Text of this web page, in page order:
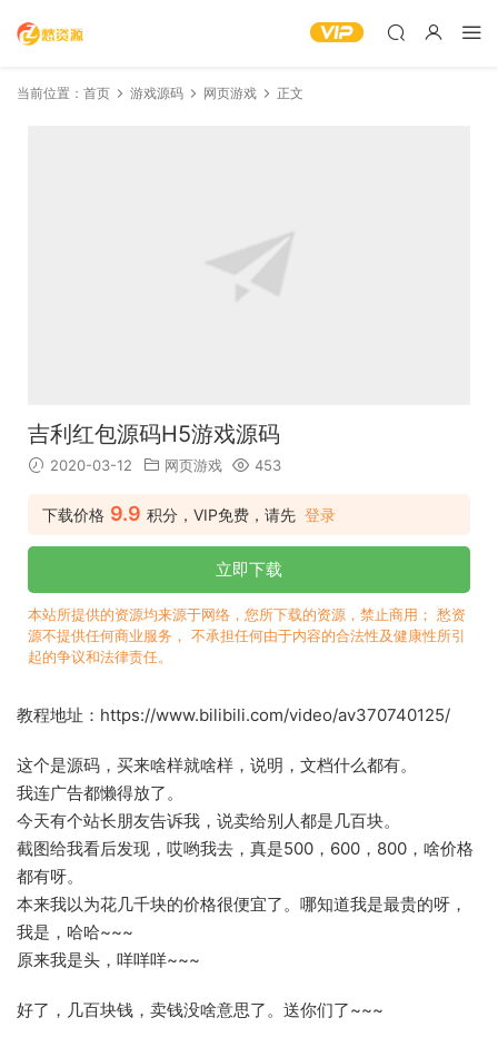
当前位置： 首页 游戏源码 网页游戏 正文
吉利红包源码H5游戏源码
2020-03-12 网页游戏 453
下载价格 9.9 积分，VIP免费，请先 登录
立即下载
本站所提供的资源均来源于网络，您所下载的资源，禁止商用； 愁资
源不提供任何商业服务， 不承担任何由于内容的合法性及健康性所引
起的争议和法律责任。
教程地址：https://www.bilibili.com/video/av370740125/
这个是源码，买来啥样就啥样，说明，文档什么都有。
我连广告都懒得放了。
今天有个站长朋友告诉我，说卖给别人都是几百块。
截图给我看后发现，哎哟我去，真是500，600，800，啥价格
都有呀。
本来我以为花几千块的价格很便宜了。哪知道我是最贵的呀，
我是，哈哈~~~
原来我是头，咩咩咩~~~
好了，几百块钱，卖钱没啥意思了。送你们了~~~